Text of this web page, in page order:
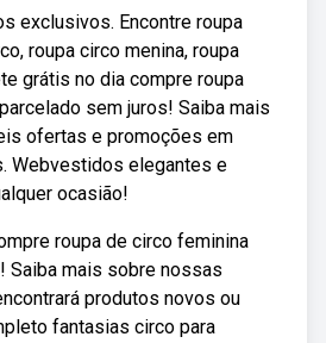
exclusivos. Encontre roupa
roupa circo menina, roupa
grátis no dia compre roupa
sem juros! Saiba mais
ofertas e promoções em
Webvestidos elegantes e
ocasião!
roupa de circo feminina
Saiba mais sobre nossas
produtos novos ou
fantasias circo para